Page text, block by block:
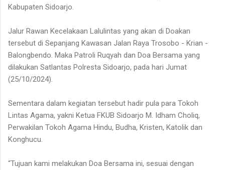
Kabupaten Sidoarjo.
Jalur Rawan Kecelakaan Lalulintas yang akan di Doakan
tersebut di Sepanjang Kawasan Jalan Raya Trosobo - Krian -
Balongbendo. Maka Patroli Ruqyah dan Doa Bersama yang
dilakukan Satlantas Polresta Sidoarjo, pada hari Jumat
(25/10/2024).
Sementara dalam kegiatan tersebut hadir pula para Tokoh
Lintas Agama, yakni Ketua FKUB Sidoarjo M. Idham Choliq,
Perwakilan Tokoh Agama Hindu, Budha, Kristen, Katolik dan
Konghucu.
“Tujuan kami melakukan Doa Bersama ini, sesuai dengan